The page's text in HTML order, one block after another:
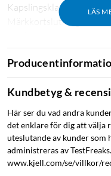
LÄS
KapslingsklassIP20
Poltal2
Spänning230 V
Stötströmsäker3000A
Temperaturområde-
TypA
UtlösningskarakteristikC
Utlösningsström30mA
Åtdragsmoment2,5 Nm
Kundbetyg &
Här ser du vad andra
det enklare för dig att välja
uteslutande av kunder som
administreras av
www.kjell.com/se/villkor/